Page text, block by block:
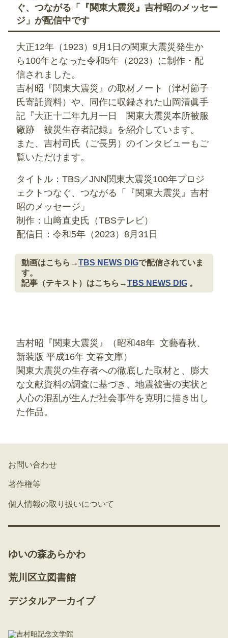
ぐ、つながる「『関東大震災』吉村昭のメッセー
ジ」が配信中です
大正12年（1923）9月1日の関東大震災発生か
ら100年となった令和5年（2023）に制作・配
信されました。
吉村昭『関東大震災』の取材ノート（津村節子
氏寄託資料）や、同作に収録された山岡清眞手
記『大正十二年九月一日 関東大震災本所被服
廠跡 被災生存者記録』を紹介しています。
また、吉村司氏（ご長男）のインタビューもご
覧いただけます。
タイトル：TBS／JNN関東大震災100年プロジ
ェクトつなぐ、つながる「『関東大震災』吉村
昭のメッセージ」
制作：山﨑直史氏（TBSテレビ）
配信日：令和5年（2023）8月31日
動画はこちら→TBS NEWS DIGで配信されていま
す。
記事（テキスト）はこちら→TBS NEWS DIG。
吉村昭『関東大震災』（昭和48年 文藝春秋、
新装版 平成16年 文春文庫）
関東大震災の生存者への徹底した取材と、膨大
な文献資料の調査に基づき、地震被害の実状と
人心の混乱が生んだ社会事件を克明に描き出し
た作品。
お問い合わせ
著作権等
個人情報の取り扱いについて
ゆいの森あらかわ
荒川区立図書館
デジタルアーカイブ